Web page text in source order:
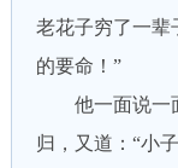
老花子穷了一辈
的要命！”
他一面说一面
归，又道：“小